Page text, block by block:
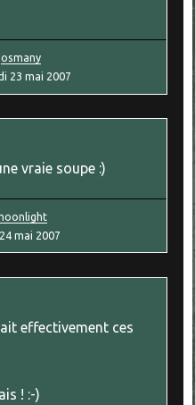
osmany
23 mai 2007
vraie soupe :)
mai 2007
effectivement ces
! :-)